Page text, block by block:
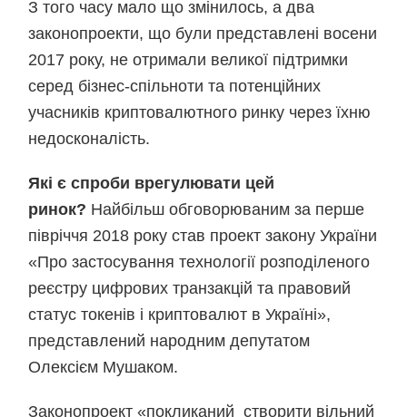
З того часу мало що змінилось, а два
законопроекти, що були представлені восени
2017 року, не отримали великої підтримки
серед бізнес-спільноти та потенційних
учасників криптовалютного ринку через їхню
недосконалість.
Які є спроби врегулювати цей
ринок? Найбільш обговорюваним за перше
півріччя 2018 року став проект закону України
«Про застосування технології розподіленого
реєстру цифрових транзакцій та правовий
статус токенів і криптовалют в Україні»,
представлений народним депутатом
Олексієм Мушаком.
Законопроект «покликаний створити вільний